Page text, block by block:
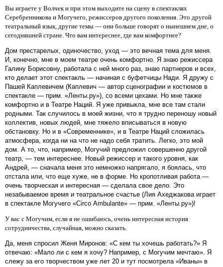
Вы играете у Волчек и при этом выходите на сцену в спектаклях
Серебренникова и Могучего, режиссеров другого поколения. Это другой
театральный язык, другие темы — они больше говорят о нынешнем дне, о
сегодняшней стране. Что вам интереснее, где вам комфортнее?
Дом престарелых, одиночество, уход — это вечная тема для меня.
И, конечно, мне в моем театре очень комфортно. Я знаю режиссера
Галину Борисовну, работала с ней много раз, знаю партнеров и всех,
кто делает этот спектакль — начиная с буфетчицы Нади. Я дружу с
Пашей Каплевичем (Каплевич — автор сценографии и костюмов в
спектакле — прим. «Ленты.ру»), со всеми цехами. Но мне также
комфортно и в Театре Наций. Я уже привыкла, мне все там стали
родными. Так случилось в моей жизни, что я трудно переношу новый
коллектив, новых людей, мне тяжело вписываться в новую
обстановку. Но и в «Современнике», и в Театре Наций сложилась
атмосфера, когда ни на что не надо себя тратить. Легко, это мой
дом. А то, что, например, Могучий предложил совершенно другой
театр, — тем интереснее. Новый режиссер и такого уровня, как
Андрей, — сначала меня это немножко напрягало, я боялась, что
отстала или, что еще хуже, не в форме. Но кропотливая работа —
очень творческая и интересная — сделала свое дело. Это
незабываемое время и театральное счастье (Лия Ахеджакова играет
в спектакле Могучего «Circo Аmbulante» — прим. «Ленты.ру»)!
У вас с Могучим, если я не ошибаюсь, очень интересная история
сотрудничества, случайная, можно сказать.
Да, меня спросил Женя Миронов: «С кем ты хочешь работать?» Я
отвечаю: «Мало ли с кем я хочу? Например, с Могучим мечтаю». Я
слежу за его творчеством уже лет 20 и тут посмотрела «Иваны» в